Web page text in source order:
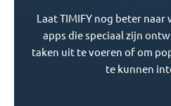
Laat TIMIFY nog beter
apps die speciaal zijn
taken uit te voeren of om
te kunnen